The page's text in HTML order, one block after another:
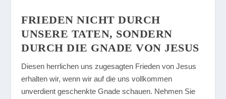
FRIEDEN NICHT DURCH
UNSERE TATEN, SONDERN
DURCH DIE GNADE VON JESUS
Diesen herrlichen uns zugesagten Frieden von Jesus
erhalten wir, wenn wir auf die uns vollkommen
unverdient geschenkte Gnade schauen. Nehmen Sie